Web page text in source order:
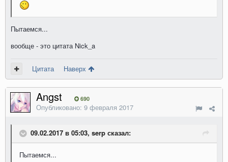
Пытаемся...
вообще - это цитата Nick_a
Цитата Наверх
Angst 690
Опубликовано: 9 февраля 2017
09.02.2017 в 05:03, serp сказал:
Пытаемся...